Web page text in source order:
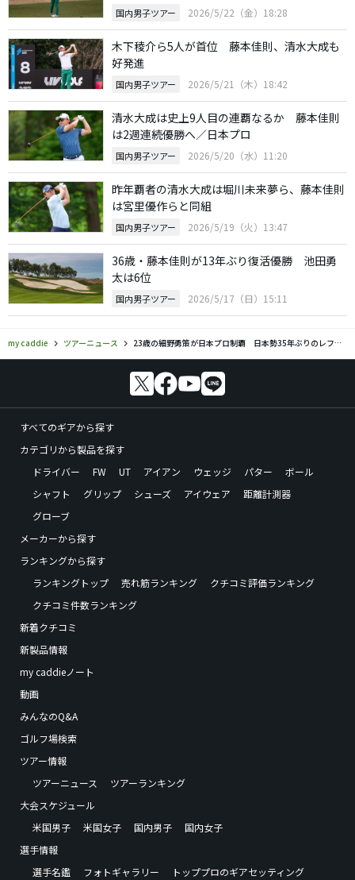
国内男子ツアー 2026/5/22（金）18:28
木下稜介ら5人が首位 藤本佳則、清水大成も
好発進
国内男子ツアー 2026/5/21（木）18:42
清水大成は史上9人目の連覇なるか 藤本佳則
は2週連続優勝へ／日本プロ
国内男子ツアー 2026/5/20（水）11:20
昨年覇者の清水大成は堀川未来夢ら、藤本佳則
は宮里優作らと同組
国内男子ツアー 2026/5/19（火）13:47
36歳・藤本佳則が13年ぶり復活優勝 池田勇
太は6位
国内男子ツアー 2026/5/17（日）15:11
my caddie ツアーニュース 23歳の細野勇策が日本プロ制覇 日本勢35年ぶりのレフティ優勝
すべてのギアから探す
カテゴリから製品を探す
ドライバー
FW UT アイアン ウェッジ パター
ボール
シャフト
グリップ シューズ アイウェア
距離計測器
グローブ
メーカーから探す
ランキングから探す
ランキングトップ
売れ筋ランキング
クチコミ評価ランキング
クチコミ件数ランキング
新着クチコミ
新製品情報
my caddieノート
動画
みんなのQ&A
ゴルフ場検索
ツアー情報
ツアーニュース
ツアーランキング
大会スケジュール
米国男子
米国女子 国内男子
国内女子
選手情報
選手名鑑
フォトギャラリー トッププロのギアセッティング